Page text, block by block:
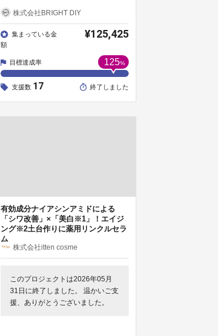
株式会社BRIGHT DIY
集まっている金
額
¥125,425
目標達成率 125%
支援数 17 終了しました
有効成分ナイアシンアミドによる
「シワ改善」×「美白※1」！エイジ
ング※2土台作りに薬用リンクルセラ
ム
株式会社itten cosme
このプロジェクトは2026年05月
31日に終了しました。 温かいご支
援、ありがとうございました。